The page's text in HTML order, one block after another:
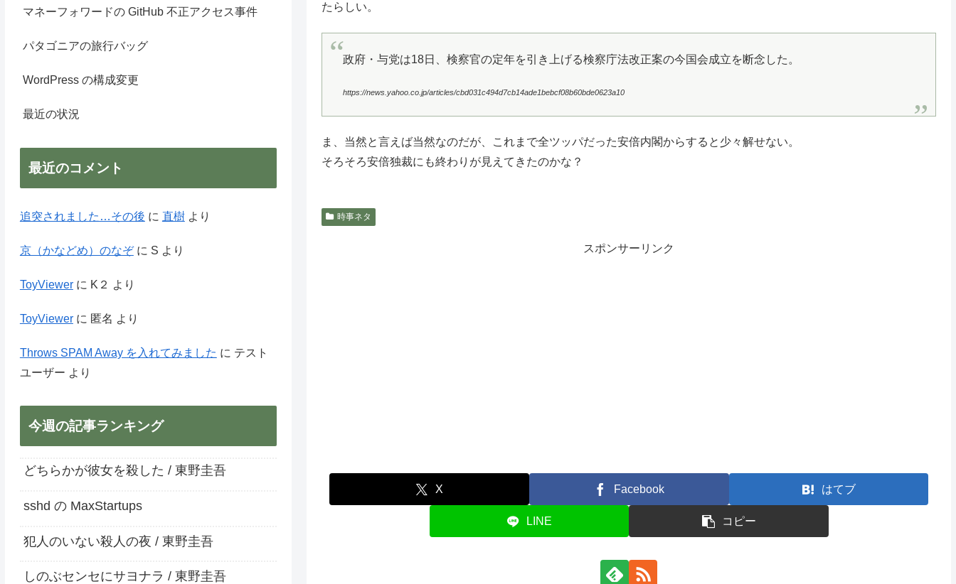
たらしい。
政府・与党は18日、検察官の定年を引き上げる検察庁法改正案の今国会成立を断念した。
https://news.yahoo.co.jp/articles/cbd031c494d7cb14ade1bebcf08b60bde0623a10
ま、当然と言えば当然なのだが、これまで全ツッパだった安倍内閣からすると少々解せない。
そろそろ安倍独裁にも終わりが見えてきたのかな？
時事ネタ
スポンサーリンク
X Facebook はてブ
LINE コピー
マネーフォワードの GitHub 不正アクセス事件
パタゴニアの旅行バッグ
WordPress の構成変更
最近の状況
最近のコメント
追突されました…その後 に 直樹より
京（かなどめ）のなぞに S より
ToyViewerに K２ より
ToyViewerに 匿名 より
Throws SPAM Away を入れてみました に テスト
ユーザー より
今週の記事ランキング
どちらかが彼女を殺した / 東野圭吾
sshd の MaxStartups
犯人のいない殺人の夜 / 東野圭吾
しのぶセンセにサヨナラ / 東野圭吾